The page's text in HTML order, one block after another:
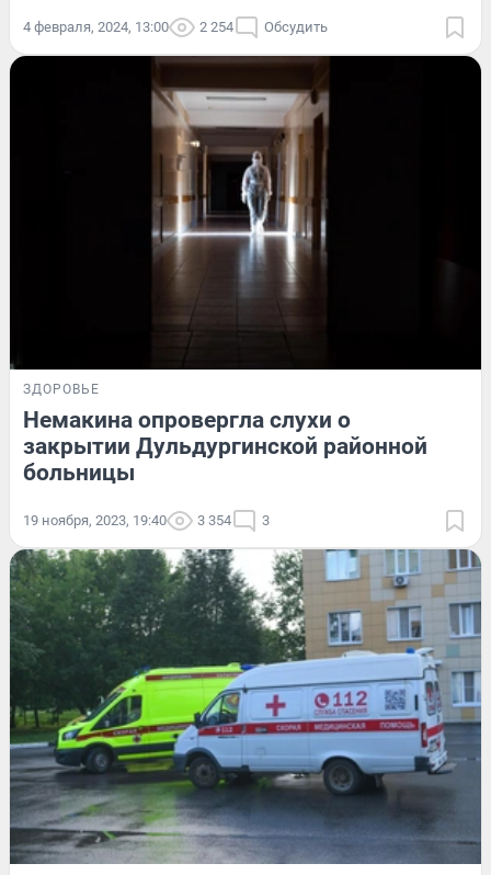
4 февраля, 2024, 13:00 2 254 Обсудить
ЗДОРОВЬЕ
Немакина опровергла слухи о
закрытии Дульдургинской районной
больницы
19 ноября, 2023, 19:40 3 354 3